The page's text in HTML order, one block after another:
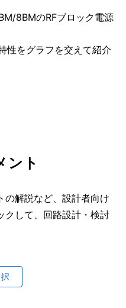
8BMのRFブロック電源
性をグラフを交えて紹介
ント
の解説など、設計者向け
クして、回路設計・検討